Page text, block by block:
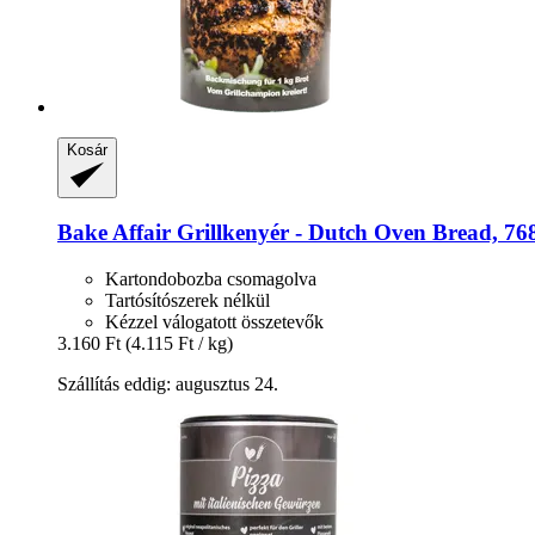
Kosár
Bake Affair Grillkenyér -​ Dutch Oven Bread,
Kartondobozba csomagolva
Tartósítószerek nélkül
Kézzel válogatott összetevők
3.160 Ft (4.115 Ft / kg)
Szállítás eddig: augusztus 24.